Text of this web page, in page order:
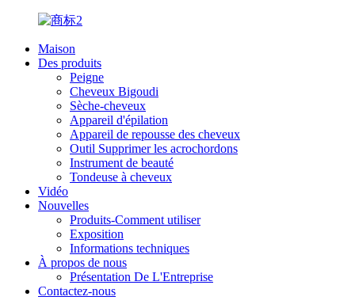
Maison
Des produits
Peigne
Cheveux Bigoudi
Sèche-cheveux
Appareil d'épilation
Appareil de repousse des cheveux
Outil Supprimer les acrochordons
Instrument de beauté
Tondeuse à cheveux
Vidéo
Nouvelles
Produits-Comment utiliser
Exposition
Informations techniques
À propos de nous
Présentation De L'Entreprise
Contactez-nous